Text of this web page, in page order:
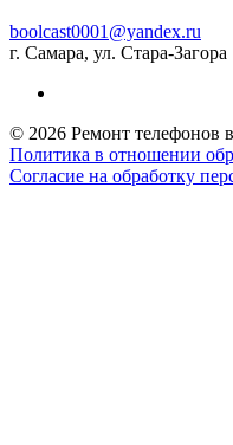
boolcast0001@yandex.ru
г. Самара, ул. Стара-Загора
© 2026 Ремонт телефонов
Политика в отношении
Согласие на обработку